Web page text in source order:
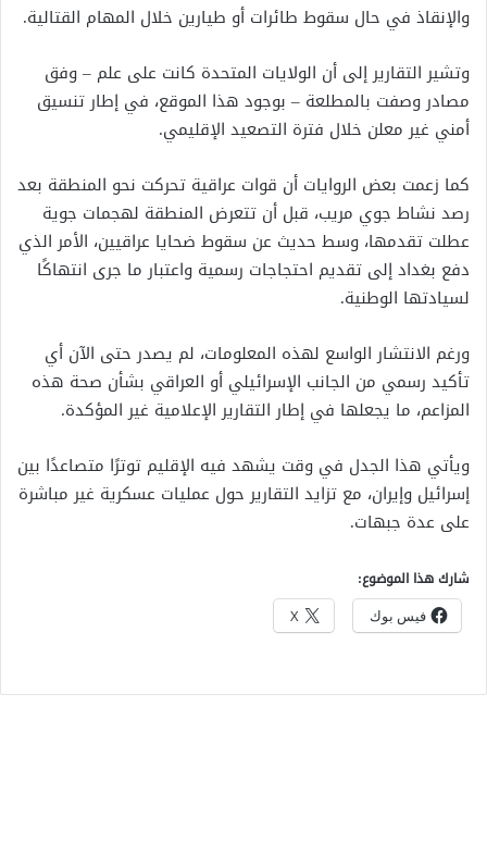
والإنقاذ في حال سقوط طائرات أو طيارين خلال المهام القتالية.
وتشير التقارير إلى أن الولايات المتحدة كانت على علم – وفق
مصادر وصفت بالمطلعة – بوجود هذا الموقع، في إطار تنسيق
أمني غير معلن خلال فترة التصعيد الإقليمي.
كما زعمت بعض الروايات أن قوات عراقية تحركت نحو المنطقة بعد
رصد نشاط جوي مريب، قبل أن تتعرض المنطقة لهجمات جوية
عطلت تقدمها، وسط حديث عن سقوط ضحايا عراقيين، الأمر الذي
دفع بغداد إلى تقديم احتجاجات رسمية واعتبار ما جرى انتهاكًا
لسيادتها الوطنية.
ورغم الانتشار الواسع لهذه المعلومات، لم يصدر حتى الآن أي
تأكيد رسمي من الجانب الإسرائيلي أو العراقي بشأن صحة هذه
المزاعم، ما يجعلها في إطار التقارير الإعلامية غير المؤكدة.
ويأتي هذا الجدل في وقت يشهد فيه الإقليم توترًا متصاعدًا بين
إسرائيل وإيران، مع تزايد التقارير حول عمليات عسكرية غير مباشرة
على عدة جبهات.
شارك هذا الموضوع:
فيس بوك X